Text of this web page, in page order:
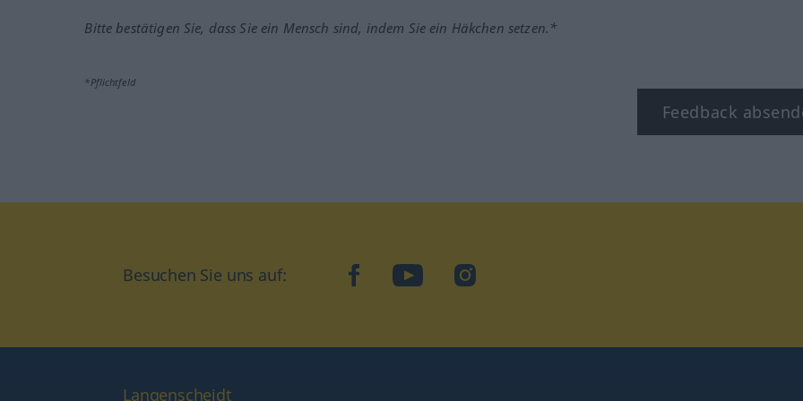
Bitte bestätigen Sie, dass Sie ein Mensch sind, indem Sie ein Häkchen setzen.*
*Pflichtfeld
Feedback
Besuchen Sie uns auf: facebookYouTubeInstagram
Langenscheidt